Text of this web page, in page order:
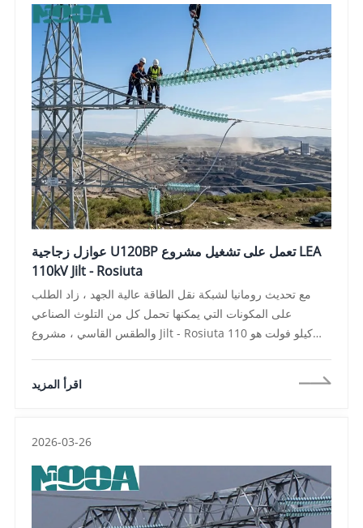
عوازل زجاجية U120BP تعمل على تشغيل مشروع LEA
110kV Jilt - Rosiuta
مع تحديث رومانيا لشبكة نقل الطاقة عالية الجهد ، زاد الطلب
على المكونات التي يمكنها تحمل كل من التلوث الصناعي
والطقس القاسي ، مشروع Jilt - Rosiuta 110 كيلو فولت هو
NOOA الكهربائية المحدودة (عوازل الزجاج المقوى U120BP)
اقرأ المزيد
2026-03-26